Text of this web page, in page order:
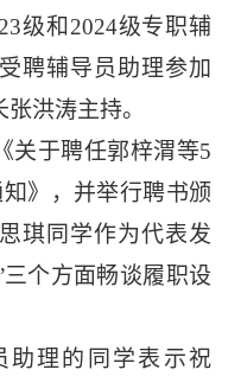
级和2024级专职辅
聘辅导员助理参加
洪涛主持。
关于聘任郭梓渭等5
》，并举行聘书颁
琪同学作为代表发
三个方面畅谈履职设
助理的同学表示祝